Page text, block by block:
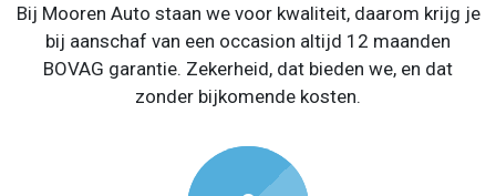
Bij Mooren Auto staan we voor kwaliteit, daarom krijg je
bij aanschaf van een occasion altijd 12 maanden
BOVAG garantie. Zekerheid, dat bieden we, en dat
zonder bijkomende kosten.